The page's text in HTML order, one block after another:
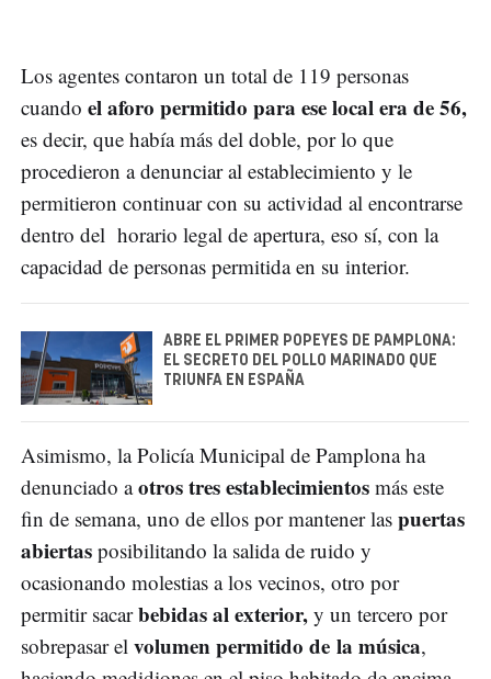
Los agentes contaron un total de 119 personas
cuando el aforo permitido para ese local era de 56,
es decir, que había más del doble, por lo que
procedieron a denunciar al establecimiento y le
permitieron continuar con su actividad al encontrarse
dentro del horario legal de apertura, eso sí, con la
capacidad de personas permitida en su interior.
ABRE EL PRIMER POPEYES DE PAMPLONA:
EL SECRETO DEL POLLO MARINADO QUE
TRIUNFA EN ESPAÑA
Asimismo, la Policía Municipal de Pamplona ha
denunciado aotros tres establecimientos más este
fin de semana, uno de ellos por mantener las puertas
abiertas posibilitando la salida de ruido y
ocasionando molestias a los vecinos, otro por
permitir sacarbebidas al exterior, y un tercero por
sobrepasar el volumen permitido de la música,